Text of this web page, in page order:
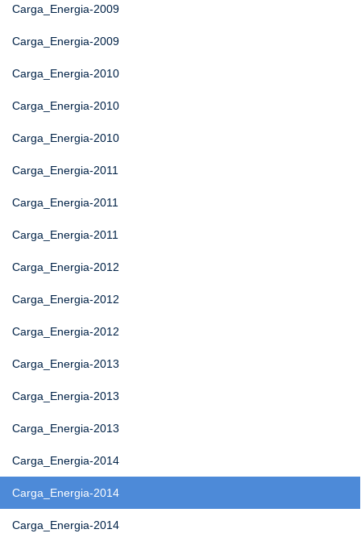
Carga_Energia-2009
Carga_Energia-2009
Carga_Energia-2010
Carga_Energia-2010
Carga_Energia-2010
Carga_Energia-2011
Carga_Energia-2011
Carga_Energia-2011
Carga_Energia-2012
Carga_Energia-2012
Carga_Energia-2012
Carga_Energia-2013
Carga_Energia-2013
Carga_Energia-2013
Carga_Energia-2014
Carga_Energia-2014
Carga_Energia-2014